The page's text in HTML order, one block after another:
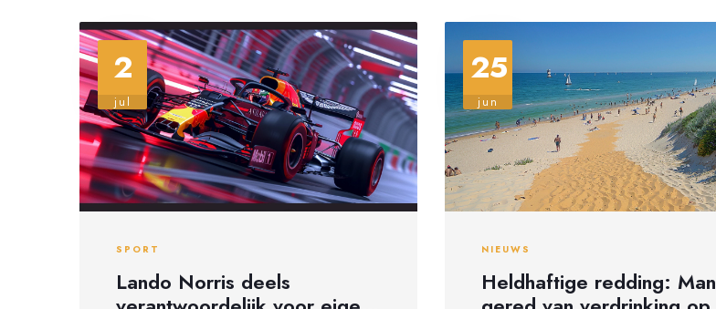
Grammy Award won in 1960. Hij speelde
later in twee populaire televisieseries in de
jaren '70 en '80.
2
jul
SPORT
Lando Norris deels
25
jun
NIEUWS
Heldhaftige redding: Man